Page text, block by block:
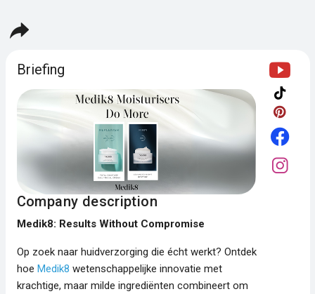
Briefing
Company description
Medik8: Results Without Compromise
Op zoek naar huidverzorging die écht werkt? Ontdek
hoe Medik8 wetenschappelijke innovatie met
krachtige, maar milde ingrediënten combineert om